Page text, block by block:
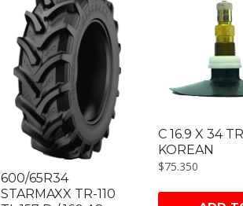
600/65R34
STARMAXX TR-110
C 16.9 X 34
KOREAN
$75.350